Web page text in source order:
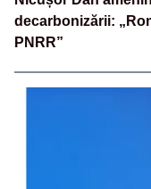
decarbonizării:
PNRR”